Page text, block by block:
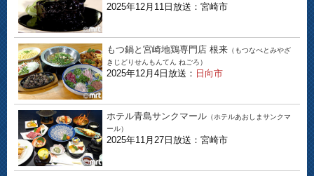
2025年12月11日放送：宮崎市
もつ鍋と宮崎地鶏専門店 根来 （もつなべとみやざ
きじどりせんもんてん ねごろ）
2025年12月4日放送： 日向市
ホテル青島サンクマール （ホテルあおしまサンクマ
ール）
2025年11月27日放送：宮崎市